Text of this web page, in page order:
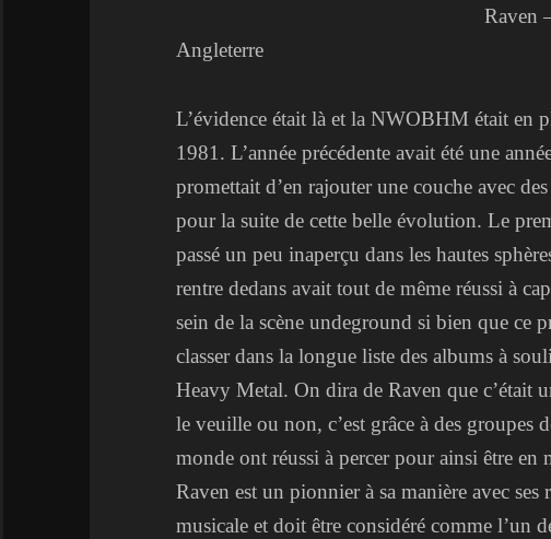
Raven
Angleterre
L’évidence était là et la NWOBHM était en
1981. L’année précédente avait été une
promettait d’en rajouter une couche avec
pour la suite de cette belle évolution. Le
passé un peu inaperçu dans les hautes
rentre dedans avait tout de même réussi à
sein de la scène undeground si bien que ce
classer dans la longue liste des albums à
Heavy Metal. On dira de Raven que c’était
le veuille ou non, c’est grâce à des groupes
monde ont réussi à percer pour ainsi être en
Raven est un pionnier à sa manière avec
musicale et doit être considéré comme l’un